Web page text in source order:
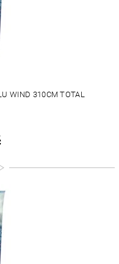
WIND 310CM TOTAL